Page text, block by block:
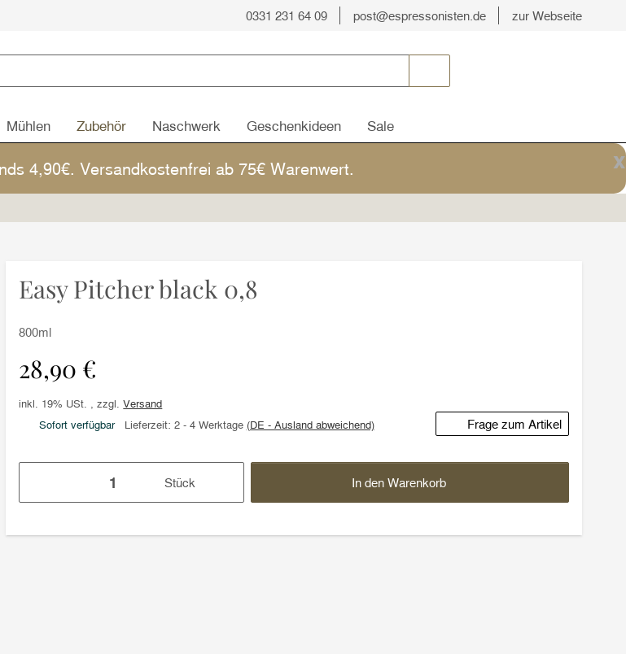
0331 231 64 09 post@espressonisten.de zur Webseite
Mühlen Zubehör Naschwerk Geschenkideen Sale
x
4,90€. Versandkostenfrei ab 75€ Warenwert.
Easy Pitcher black 0,8
800ml
28,90 €
inkl. 19% USt. , zzgl.Versand
Sofort verfügbar
Lieferzeit: 2 - 4 Werktage (DE - Ausland abweichend) Frage zum Artikel
Stück In den Warenkorb